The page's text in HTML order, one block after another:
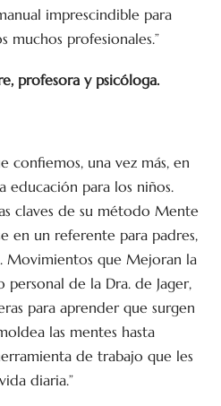
imprescindible para
muchos profesionales.”
profesora y psicóloga.
confiemos, una vez más, en
educación para los niños.
claves de su método Mente
en un referente para padres,
Movimientos que Mejoran la
de la Dra. de Jager,
para aprender que surgen
las mentes hasta
de trabajo que les
diaria.”